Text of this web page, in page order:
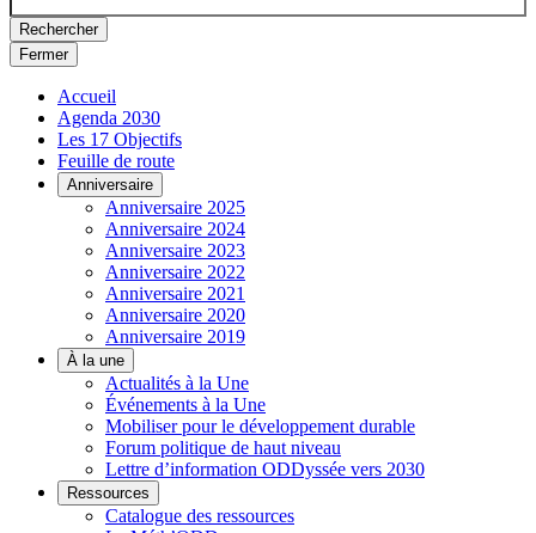
Rechercher
Fermer
Accueil
Agenda 2030
Les 17 Objectifs
Feuille de route
Anniversaire
Anniversaire 2025
Anniversaire 2024
Anniversaire 2023
Anniversaire 2022
Anniversaire 2021
Anniversaire 2020
Anniversaire 2019
À la une
Actualités à la Une
Événements à la Une
Mobiliser pour le développement durable
Forum politique de haut niveau
Lettre d’information ODDyssée vers 2030
Ressources
Catalogue des ressources